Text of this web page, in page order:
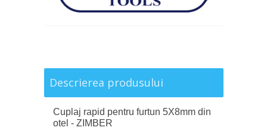
Descrierea produsului
Cuplaj rapid pentru furtun 5X8mm din
otel - ZIMBER